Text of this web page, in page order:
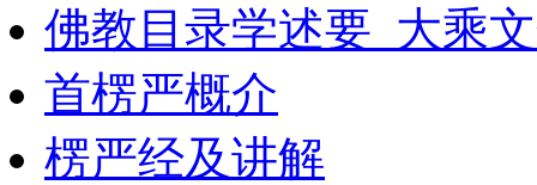
佛教目录学述要_大乘
首楞严概介
楞严经及讲解